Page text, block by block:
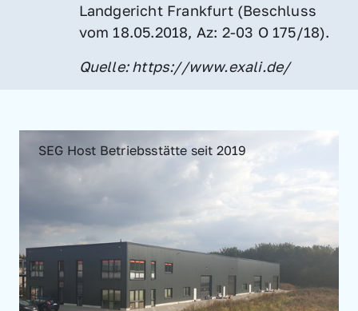
Landgericht Frankfurt (Beschluss
vom 18.05.2018, Az: 2-03 O 175/18).
Quelle: https://www.exali.de/
SEG Host Betriebsstätte seit 2019